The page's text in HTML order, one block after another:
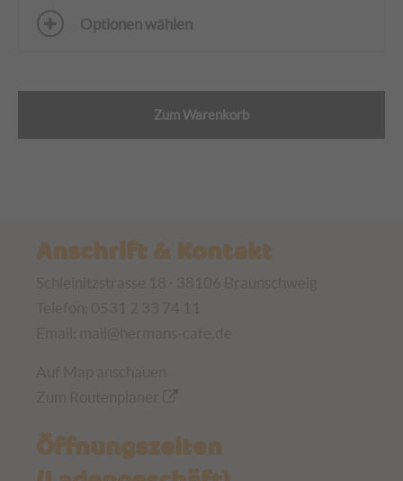
Optionen wählen
Zum Warenkorb
Anschrift & Kontakt
Öffnungszeiten